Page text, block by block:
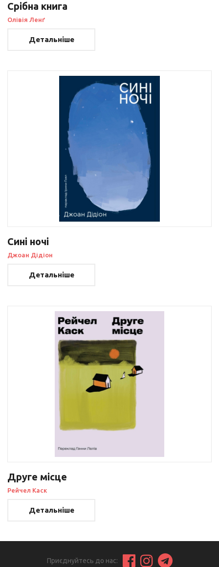
Срібна книга
Олівія Ленґ
Детальніше
Сині ночі
Джоан Дідіон
Детальніше
Друге місце
Рейчел Каск
Детальніше
Приєднуйтесь до нас: